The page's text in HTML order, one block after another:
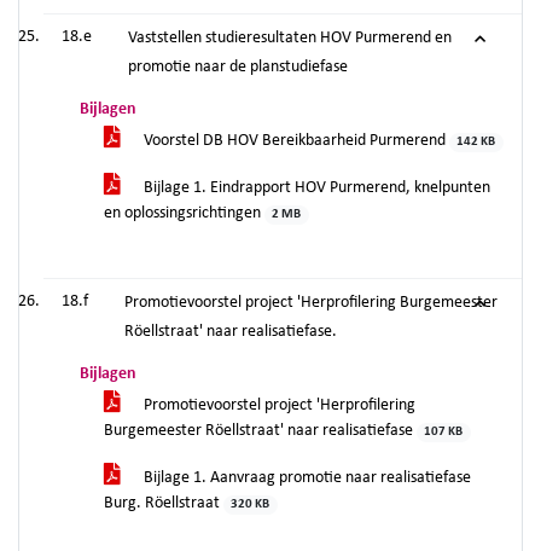
18.e
Vaststellen studieresultaten HOV Purmerend en
promotie naar de planstudiefase
Bijlagen
Voorstel DB HOV Bereikbaarheid Purmerend
142 KB
Bijlage 1. Eindrapport HOV Purmerend, knelpunten
en oplossingsrichtingen
2 MB
18.f
Promotievoorstel project 'Herprofilering Burgemeester
Röellstraat' naar realisatiefase.
Bijlagen
Promotievoorstel project 'Herprofilering
Burgemeester Röellstraat' naar realisatiefase
107 KB
Bijlage 1. Aanvraag promotie naar realisatiefase
Burg. Röellstraat
320 KB